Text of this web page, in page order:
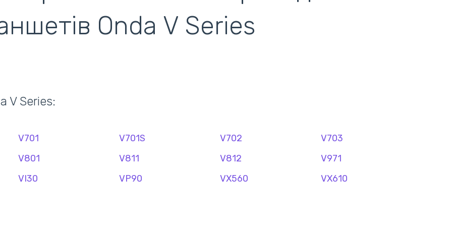
Onda V Series
V Series:
V701 V701S V702
V703
V801 V811 V812
V971
VI30 VP90 VX560 VX610